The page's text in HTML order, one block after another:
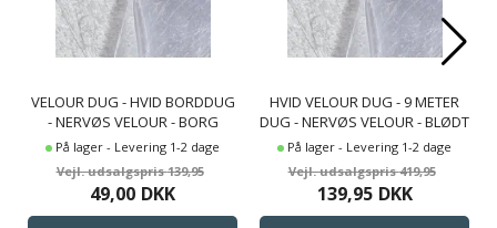
VELOUR DUG - HVID BORDDUG
- NERVØS VELOUR - BORG
LIVING
På lager - Levering 1-2 dage
139,95
49,00 DKK
HVID VELOUR DUG - 9 METER
DUG - NERVØS VELOUR - BLØDT
VELOUR STOF TIL BORDDUG -
PAKKER MED 3 METER
På lager - Levering 1-2 dage
419,95
139,95 DKK